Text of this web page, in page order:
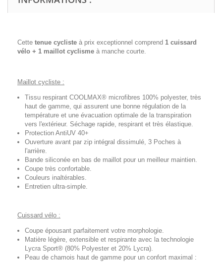
Cette tenue cycliste à prix exceptionnel comprend 1 cuissard
vélo + 1 maillot cyclisme à manche courte.
Maillot cycliste :
Tissu respirant COOLMAX® microfibres 100% polyester, très
haut de gamme, qui assurent une bonne régulation de la
température et une évacuation optimale de la transpiration
vers l'extérieur. Séchage rapide, respirant et très élastique.
Protection AntiUV 40+
Ouverture avant par zip intégral dissimulé, 3 Poches à
l'arrière.
Bande siliconée en bas de maillot pour un meilleur maintien.
Coupe très confortable.
Couleurs inaltérables.
Entretien ultra-simple.
Cuissard vélo :
Coupe épousant parfaitement votre morphologie.
Matière légère, extensible et respirante avec la technologie
Lycra Sport® (80% Polyester et 20% Lycra).
Peau de chamois haut de gamme pour un confort maximal :